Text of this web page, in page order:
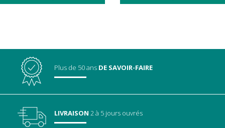
Plus de 50 ans DE SAVOIR-FAIRE
LIVRAISON 2 à 5 jours ouvrés